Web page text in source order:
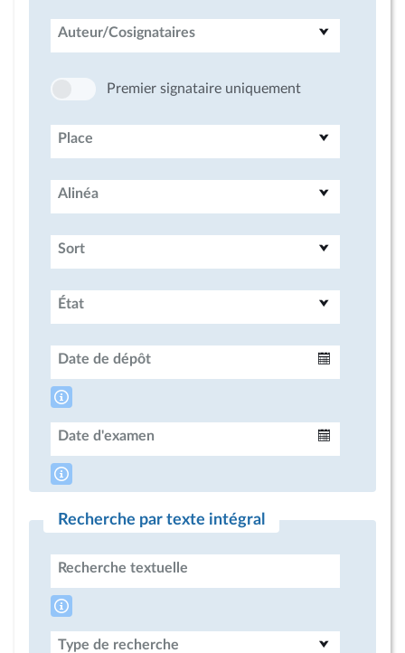
Auteur/Cosignataires
Premier signataire uniquement
Place
Alinéa
Sort
État
Date de dépôt
Date d'examen
Recherche par texte intégral
Recherche textuelle
Type de recherche